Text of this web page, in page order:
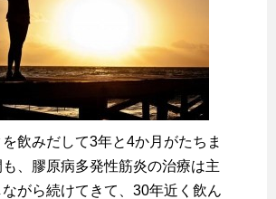
飲みだして3年と4か月がたちま
も、膠原病多発性筋炎の治療は主
がら続けてきて、30年近く飲ん